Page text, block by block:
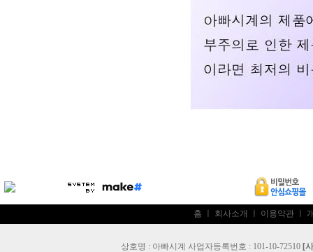
홈 회사소개 이용약관
상호명 : 아빠시계 사업자등록번호 : 101-10-72510 [